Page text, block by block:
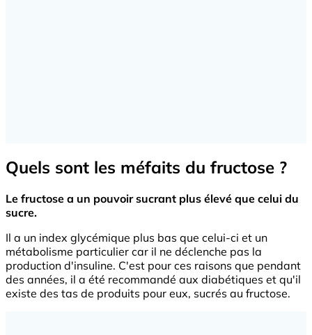
Quels sont les méfaits du fructose ?
Le fructose a un pouvoir sucrant plus élevé que celui du
sucre.
Il a un index glycémique plus bas que celui-ci et un
métabolisme particulier car il ne déclenche pas la
production d'insuline. C'est pour ces raisons que pendant
des années, il a été recommandé aux diabétiques et qu'il
existe des tas de produits pour eux, sucrés au fructose.